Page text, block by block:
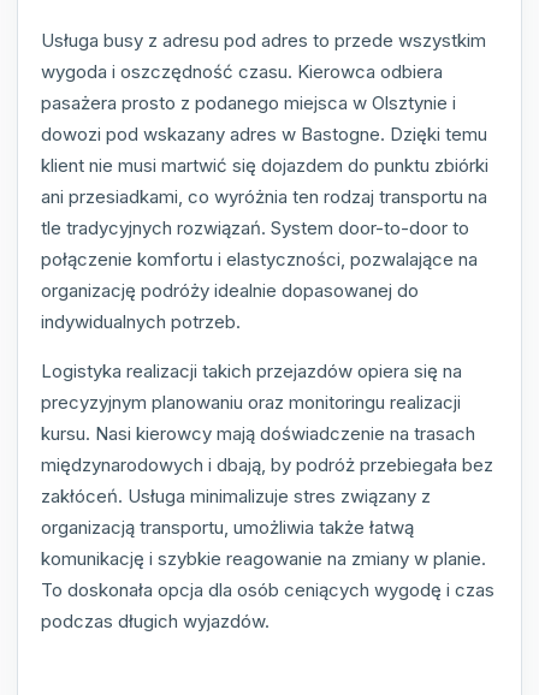
Usługa busy z adresu pod adres to przede wszystkim
wygoda i oszczędność czasu. Kierowca odbiera
pasażera prosto z podanego miejsca w Olsztynie i
dowozi pod wskazany adres w Bastogne. Dzięki temu
klient nie musi martwić się dojazdem do punktu zbiórki
ani przesiadkami, co wyróżnia ten rodzaj transportu na
tle tradycyjnych rozwiązań. System door-to-door to
połączenie komfortu i elastyczności, pozwalające na
organizację podróży idealnie dopasowanej do
indywidualnych potrzeb.
Logistyka realizacji takich przejazdów opiera się na
precyzyjnym planowaniu oraz monitoringu realizacji
kursu. Nasi kierowcy mają doświadczenie na trasach
międzynarodowych i dbają, by podróż przebiegała bez
zakłóceń. Usługa minimalizuje stres związany z
organizacją transportu, umożliwia także łatwą
komunikację i szybkie reagowanie na zmiany w planie.
To doskonała opcja dla osób ceniących wygodę i czas
podczas długich wyjazdów.